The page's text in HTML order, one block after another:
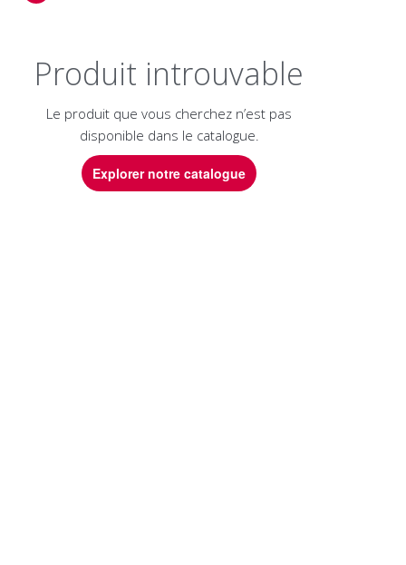
Produit introuvable
Le produit que vous cherchez n’est pas
disponible dans le catalogue.
Explorer notre catalogue